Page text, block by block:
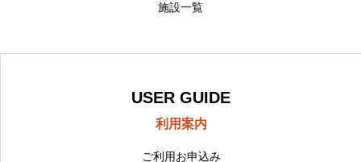
施設一覧
USER GUIDE
利用案内
ご利用お申込み